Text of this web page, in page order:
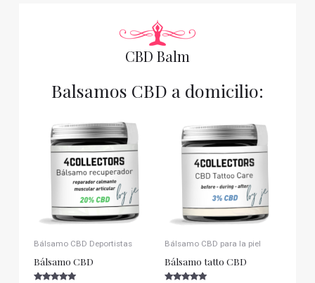
CBD Balm
Balsamos CBD a domicilio:
Bálsamo CBD Deportistas
Bálsamo CBD
Bálsamo CBD para la piel
Bálsamo tatto CBD